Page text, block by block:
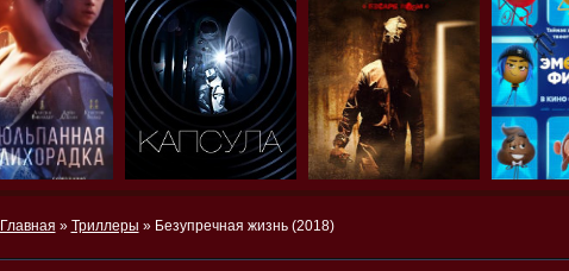
Главная » Триллеры » Безупречная жизнь (2018)